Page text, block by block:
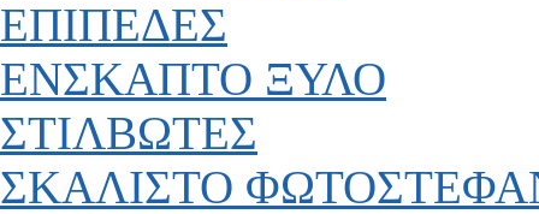
ΕΠΙΠΕΔΕΣ
ΕΝΣΚΑΠΤΟ ΞΥΛΟ
ΣΤΙΛΒΩΤΕΣ
ΣΚΑΛΙΣΤΟ